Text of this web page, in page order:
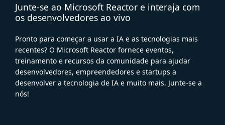
Junte-se ao Microsoft Reactor e interaja com
os desenvolvedores ao vivo
Pronto para começar a usar a IA e as tecnologias mais
recentes? O Microsoft Reactor fornece eventos,
treinamento e recursos da comunidade para ajudar
desenvolvedores, empreendedores e startups a
desenvolver a tecnologia de IA e muito mais. Junte-se a
nós!